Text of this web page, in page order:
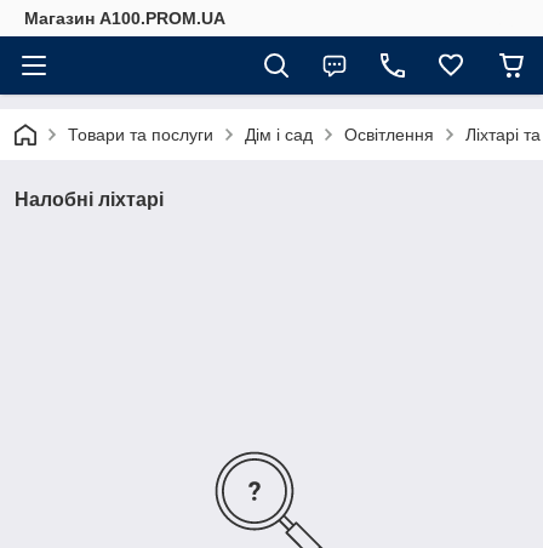
Магазин A100.PROM.UA
Товари та послуги Дім і сад Освітлення Ліхтарі
Налобні ліхтарі